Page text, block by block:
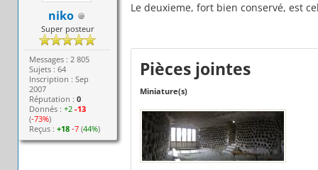
niko
Super posteur
Messages : 2 805
Sujets : 64
Inscription : Sep
2007
Réputation :0
Donnés :+2 -13
(-73%)
Reçus :+18 -7 (44%)
Le deuxieme, fort bien conservé, est
Pièces jointes
Miniature(s)